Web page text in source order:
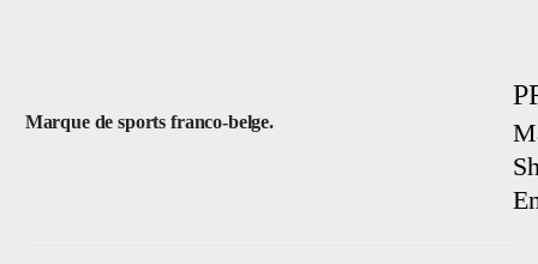
Marque de sports franco-belge.